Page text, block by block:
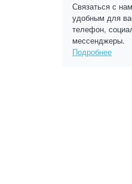
Связаться с
удобным для
телефон,
мессенджеры.
Подробнее